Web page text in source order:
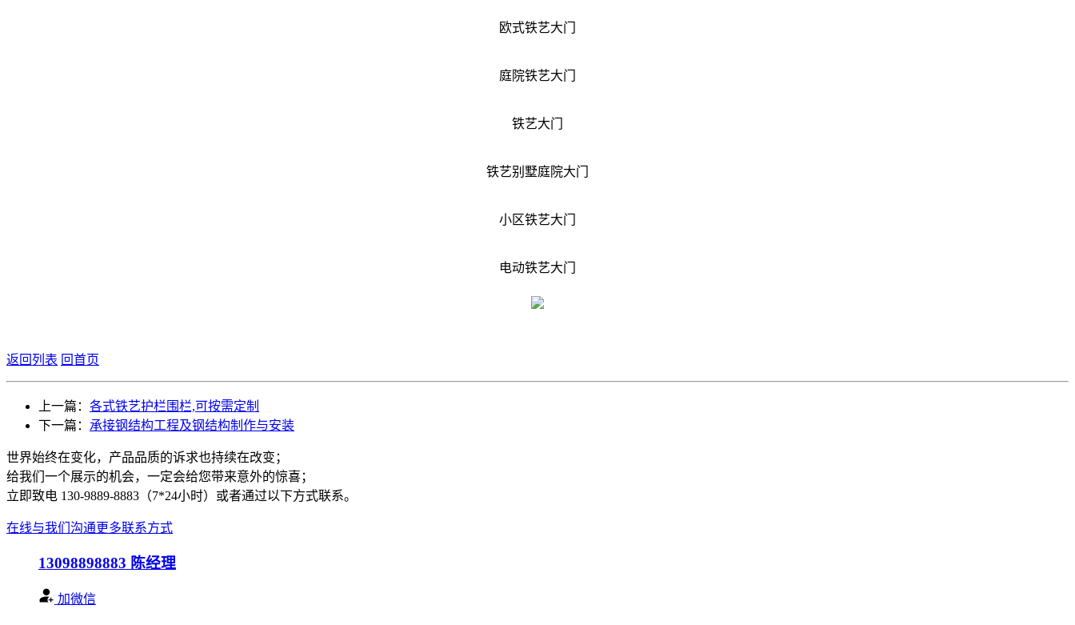
欧式铁艺大门
庭院铁艺大门
铁艺大门
铁艺别墅庭院大门
小区铁艺大门
电动铁艺大门
返回列表 回首页
上一篇： 各式铁艺护栏围栏,可按需定制
下一篇： 承接钢结构工程及钢结构制作与安装
世界始终在变化，产品品质的诉求也持续在改变；
给我们一个展示的机会，一定会给您带来意外的惊喜；
立即致电 130-9889-8883（7*24小时）或者通过以下方式联系。
在线与我们沟通更多联系方式
13098898883 陈经理
加微信